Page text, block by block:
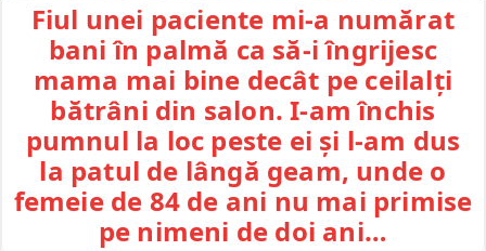
Fiul unei paciente mi-a numărat
bani în palmă ca să-i îngrijesc
mama mai bine decât pe ceilalți
bătrâni din salon. I-am închis
pumnul la loc peste ei și l-am dus
la patul de lângă geam, unde o
femeie de 84 de ani nu mai primise
pe nimeni de doi ani…